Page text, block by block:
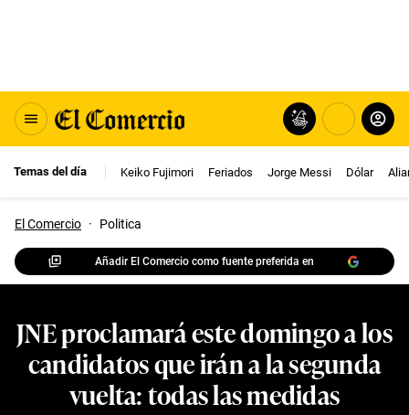
Temas del día Keiko Fujimori Feriados Jorge Messi Dólar
El Comercio · Politica
Añadir El Comercio como fuente preferida en
JNE proclamará este domingo a los
candidatos que irán a la segunda
vuelta: todas las medidas